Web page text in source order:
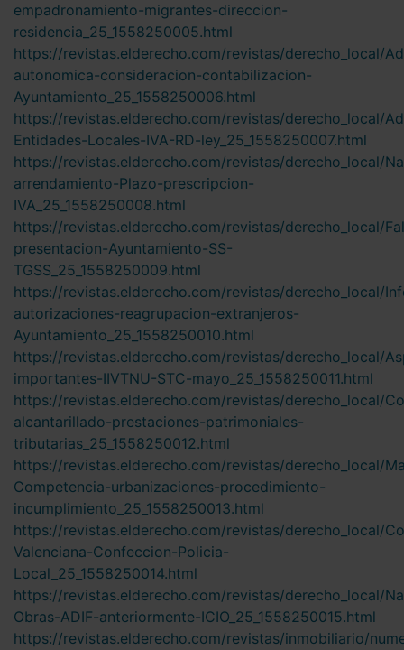
empadronamiento-migrantes-direccion-
residencia_25_1558250005.html
https://revistas.elderecho.com/revistas/derecho_local/
autonomica-consideracion-contabilizacion-
Ayuntamiento_25_1558250006.html
https://revistas.elderecho.com/revistas/derecho_local/
Entidades-Locales-IVA-RD-ley_25_1558250007.html
https://revistas.elderecho.com/revistas/derecho_local/
arrendamiento-Plazo-prescripcion-
IVA_25_1558250008.html
https://revistas.elderecho.com/revistas/derecho_local/
presentacion-Ayuntamiento-SS-
TGSS_25_1558250009.html
https://revistas.elderecho.com/revistas/derecho_local/
autorizaciones-reagrupacion-extranjeros-
Ayuntamiento_25_1558250010.html
https://revistas.elderecho.com/revistas/derecho_local/
importantes-IIVTNU-STC-mayo_25_1558250011.html
https://revistas.elderecho.com/revistas/derecho_local/
alcantarillado-prestaciones-patrimoniales-
tributarias_25_1558250012.html
https://revistas.elderecho.com/revistas/derecho_local/
Competencia-urbanizaciones-procedimiento-
incumplimiento_25_1558250013.html
https://revistas.elderecho.com/revistas/derecho_local/
Valenciana-Confeccion-Policia-
Local_25_1558250014.html
https://revistas.elderecho.com/revistas/derecho_local/
Obras-ADIF-anteriormente-ICIO_25_1558250015.html
https://revistas.elderecho.com/revistas/inmobiliario/